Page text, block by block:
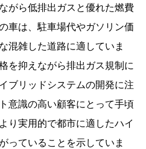
がら低排出ガスと優れた燃費
車は、駐車場代やガソリン価
混雑した道路に適していま
を抑えながら排出ガス規制に
ブリッドシステムの開発に注
意識の高い顧客にとって手頃
り実用的で都市に適したハイ
っていることを示していま